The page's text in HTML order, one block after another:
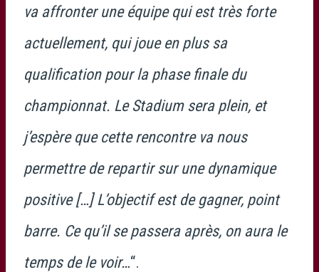
va affronter une équipe qui est très forte
actuellement, qui joue en plus sa
qualification pour la phase finale du
championnat. Le Stadium sera plein, et
j’espère que cette rencontre va nous
permettre de repartir sur une dynamique
positive […] L’objectif est de gagner, point
barre. Ce qu’il se passera après, on aura le
temps de le voir…“.